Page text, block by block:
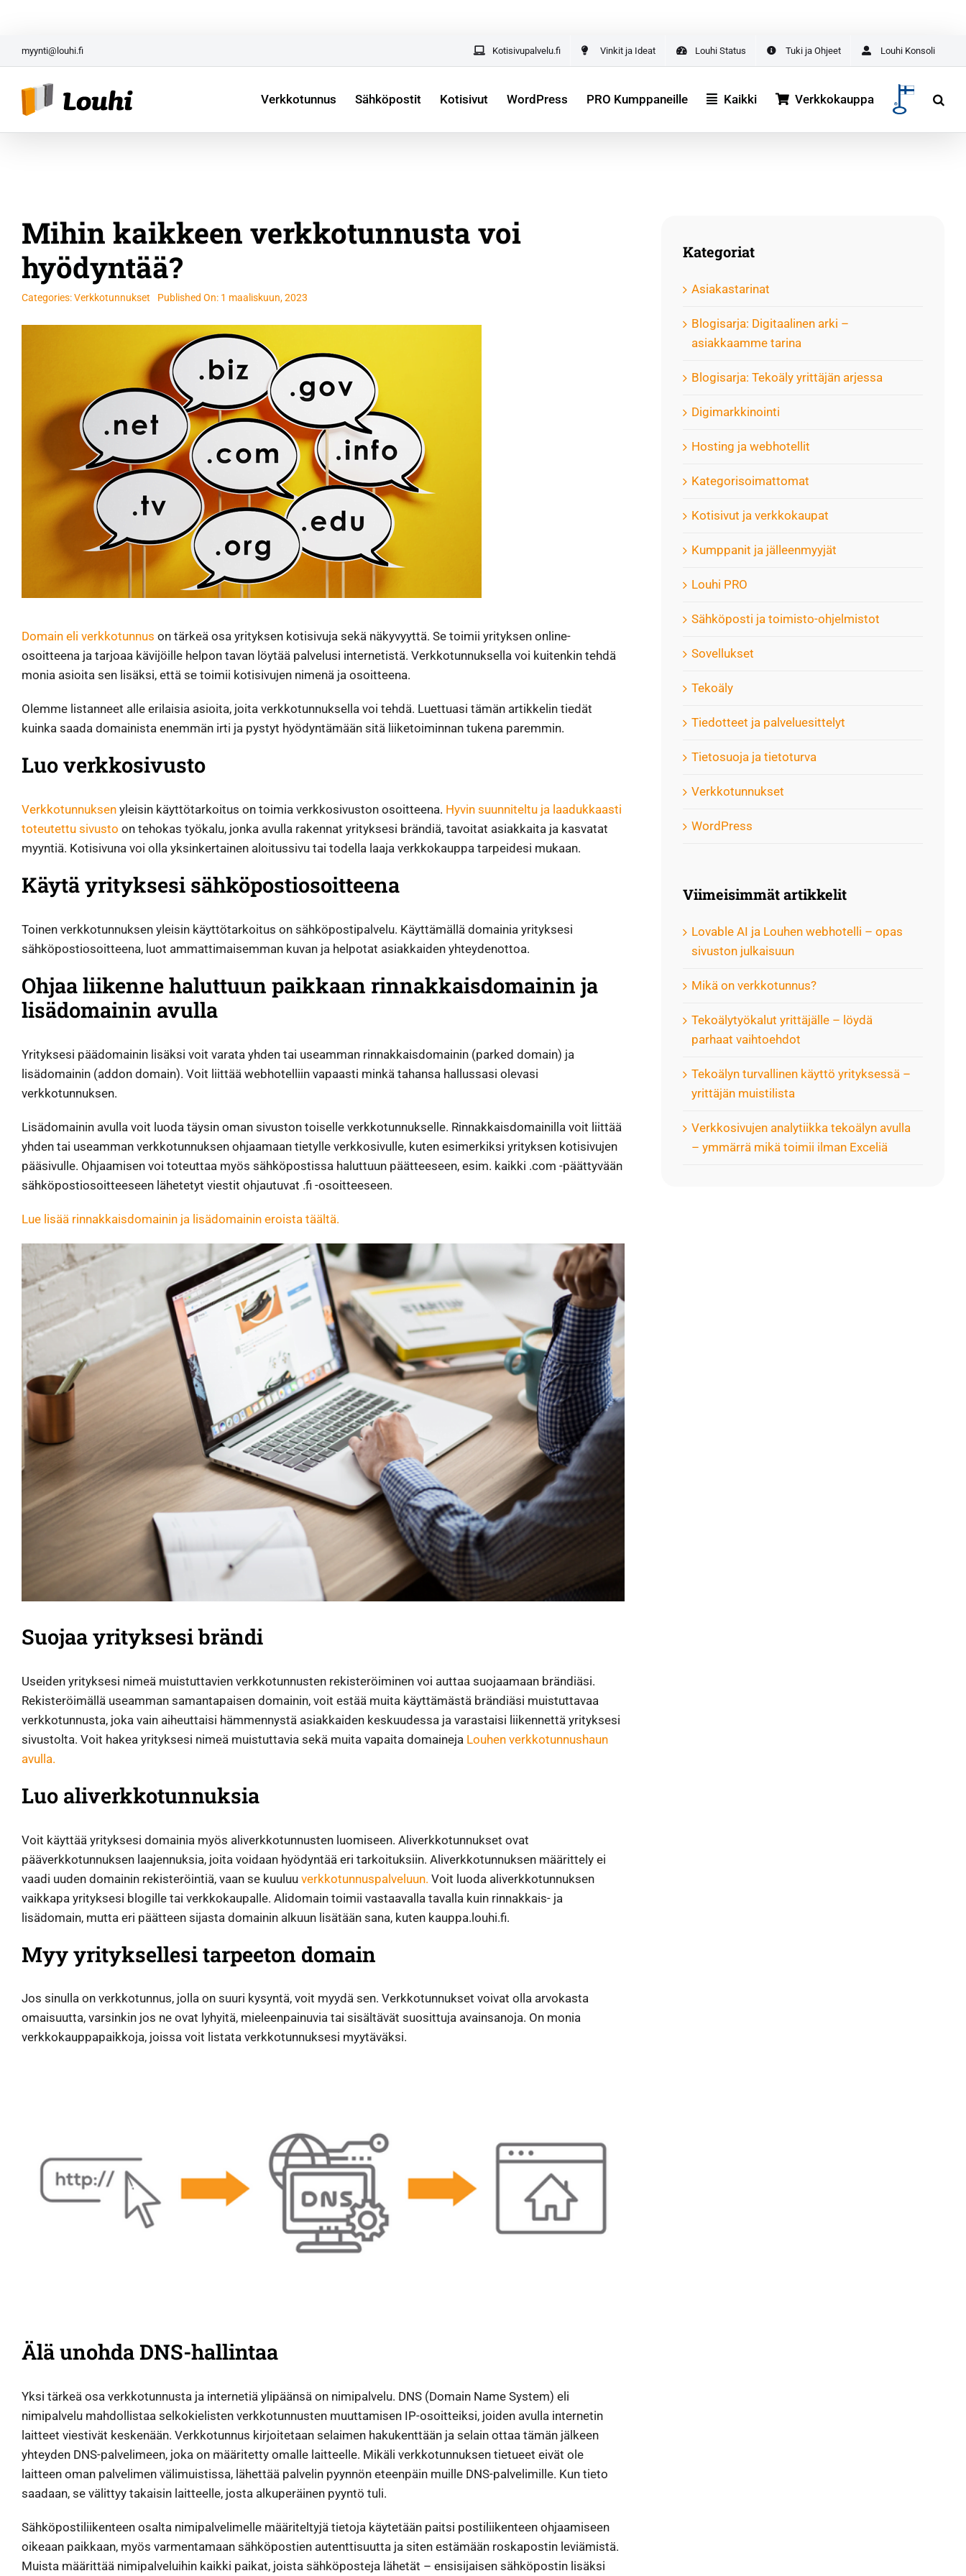
contentmyynti@louhi.fi Kotisivupalvelu.fi Vinkit ja Ideat Louhi Status Tuki ja Ohjeet Louhi Konsoli
Verkkotunnus Sähköpostit Kotisivut WordPress PRO Kumppaneille Kaikki Verkkokauppa
Mihin kaikkeen verkkotunnusta voi
hyödyntää?
Categories:Verkkotunnukset Published On: 1 maaliskuun, 2023
Domain eli verkkotunnus on tärkeä osa yrityksen kotisivuja sekä näkyvyyttä. Se toimii yrityksen online-
osoitteena ja tarjoaa kävijöille helpon tavan löytää palvelusi internetistä. Verkkotunnuksella voi kuitenkin tehdä
monia asioita sen lisäksi, että se toimii kotisivujen nimenä ja osoitteena.
Olemme listanneet alle erilaisia asioita, joita verkkotunnuksella voi tehdä. Luettuasi tämän artikkelin tiedät
kuinka saada domainista enemmän irti ja pystyt hyödyntämään sitä liiketoiminnan tukena paremmin.
Luo verkkosivusto
Verkkotunnuksenyleisin käyttötarkoitus on toimia verkkosivuston osoitteena. Hyvin suunniteltu ja laadukkaasti
toteutettu sivusto on tehokas työkalu, jonka avulla rakennat yrityksesi brändiä, tavoitat asiakkaita ja kasvatat
myyntiä. Kotisivuna voi olla yksinkertainen aloitussivu tai todella laaja verkkokauppa tarpeidesi mukaan.
Käytä yrityksesi sähköpostiosoitteena
Toinen verkkotunnuksen yleisin käyttötarkoitus on sähköpostipalvelu. Käyttämällä domainia yrityksesi
sähköpostiosoitteena, luot ammattimaisemman kuvan ja helpotat asiakkaiden yhteydenottoa.
Ohjaa liikenne haluttuun paikkaan rinnakkaisdomainin ja
lisädomainin avulla
Yrityksesi päädomainin lisäksi voit varata yhden tai useamman rinnakkaisdomainin (parked domain) ja
lisädomainin (addon domain). Voit liittää webhotelliin vapaasti minkä tahansa hallussasi olevasi
verkkotunnuksen.
Lisädomainin avulla voit luoda täysin oman sivuston toiselle verkkotunnukselle. Rinnakkaisdomainilla voit liittää
yhden tai useamman verkkotunnuksen ohjaamaan tietylle verkkosivulle, kuten esimerkiksi yrityksen kotisivujen
pääsivulle. Ohjaamisen voi toteuttaa myös sähköpostissa haluttuun päätteeseen, esim. kaikki .com -päättyvään
sähköpostiosoitteeseen lähetetyt viestit ohjautuvat .fi -osoitteeseen.
Lue lisää rinnakkaisdomainin ja lisädomainin eroista täältä.
Suojaa yrityksesi brändi
Useiden yrityksesi nimeä muistuttavien verkkotunnusten rekisteröiminen voi auttaa suojaamaan brändiäsi.
Rekisteröimällä useamman samantapaisen domainin, voit estää muita käyttämästä brändiäsi muistuttavaa ​​
verkkotunnusta, joka vain aiheuttaisi hämmennystä asiakkaiden keskuudessa ja varastaisi liikennettä yrityksesi
sivustolta. Voit hakea yrityksesi nimeä muistuttavia sekä muita vapaita domaineja Louhen verkkotunnushaun
avulla.
Luo aliverkkotunnuksia
Voit käyttää yrityksesi domainia myös aliverkkotunnusten luomiseen. Aliverkkotunnukset ovat
pääverkkotunnuksen laajennuksia, joita voidaan hyödyntää eri tarkoituksiin. Aliverkkotunnuksen määrittely ei
vaadi uuden domainin rekisteröintiä, vaan se kuuluu verkkotunnuspalveluun. Voit luoda aliverkkotunnuksen
vaikkapa yrityksesi blogille tai verkkokaupalle. Alidomain toimii vastaavalla tavalla kuin rinnakkais- ja
lisädomain, mutta eri päätteen sijasta domainin alkuun lisätään sana, kuten kauppa.louhi.fi.
Myy yrityksellesi tarpeeton domain
Jos sinulla on verkkotunnus, jolla on suuri kysyntä, voit myydä sen. Verkkotunnukset voivat olla arvokasta
omaisuutta, varsinkin jos ne ovat lyhyitä, mieleenpainuvia tai sisältävät suosittuja avainsanoja. On monia
verkkokauppapaikkoja, joissa voit listata verkkotunnuksesi myytäväksi.
Älä unohda DNS-hallintaa
Yksi tärkeä osa verkkotunnusta ja internetiä ylipäänsä on nimipalvelu. DNS (Domain Name System) eli
nimipalvelu mahdollistaa selkokielisten verkkotunnusten muuttamisen IP-osoitteiksi, joiden avulla internetin
laitteet viestivät keskenään. Verkkotunnus kirjoitetaan selaimen hakukenttään ja selain ottaa tämän jälkeen
yhteyden DNS-palvelimeen, joka on määritetty omalle laitteelle. Mikäli verkkotunnuksen tietueet eivät ole
laitteen oman palvelimen välimuistissa, lähettää palvelin pyynnön eteenpäin muille DNS-palvelimille. Kun tieto
saadaan, se välittyy takaisin laitteelle, josta alkuperäinen pyyntö tuli.
Sähköpostiliikenteen osalta nimipalvelimelle määriteltyjä tietoja käytetään paitsi postiliikenteen ohjaamiseen
oikeaan paikkaan, myös varmentamaan sähköpostien autenttisuutta ja siten estämään roskapostin leviämistä.
Muista määrittää nimipalveluihin kaikki paikat, joista sähköposteja lähetät – ensisijaisen sähköpostin lisäksi
Kategoriat
Asiakastarinat
Blogisarja: Digitaalinen arki –
asiakkaamme tarina
Blogisarja: Tekoäly yrittäjän arjessa
Digimarkkinointi
Hosting ja webhotellit
Kategorisoimattomat
Kotisivut ja verkkokaupat
Kumppanit ja jälleenmyyjät
Louhi PRO
Sähköposti ja toimisto-ohjelmistot
Sovellukset
Tekoäly
Tiedotteet ja palveluesittelyt
Tietosuoja ja tietoturva
Verkkotunnukset
WordPress
Viimeisimmät artikkelit
Lovable AI ja Louhen webhotelli – opas
sivuston julkaisuun
Mikä on verkkotunnus?
Tekoälytyökalut yrittäjälle – löydä
parhaat vaihtoehdot
Tekoälyn turvallinen käyttö yrityksessä –
yrittäjän muistilista
Verkkosivujen analytiikka tekoälyn avulla
– ymmärrä mikä toimii ilman Exceliä